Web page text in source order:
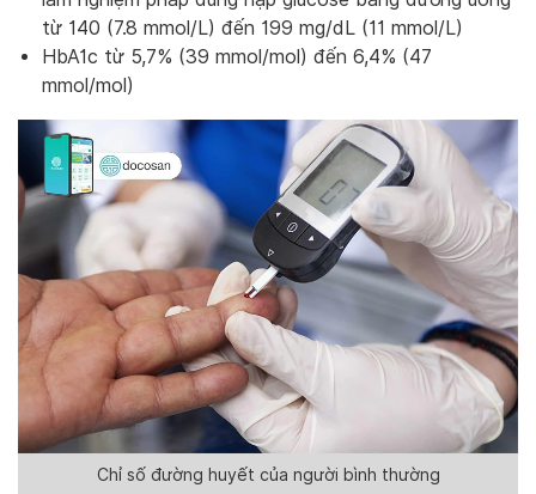
từ 140 (7.8 mmol/L) đến 199 mg/dL (11 mmol/L)
HbA1c từ 5,7% (39 mmol/mol) đến 6,4% (47
mmol/mol)
Chỉ số đường huyết của người bình thường